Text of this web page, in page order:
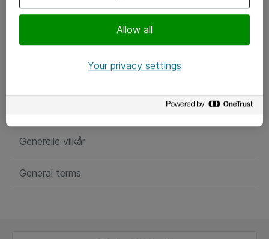
Atea er organisert for å være i samsvar med GDPR.
Hva lurer du på?
Generelle vilkår
General terms
Allow all
Your privacy settings